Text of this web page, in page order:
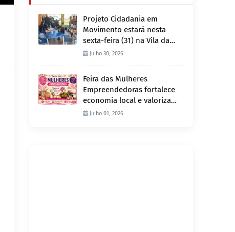
Projeto Cidadania em
Movimento estará nesta
sexta-feira (31) na Vila da
Penha e sábado (1º) em
Julho 30, 2026
Feira das Mulheres
Empreendedoras fortalece
economia local e valoriza
produção feminina no
Julho 01, 2026